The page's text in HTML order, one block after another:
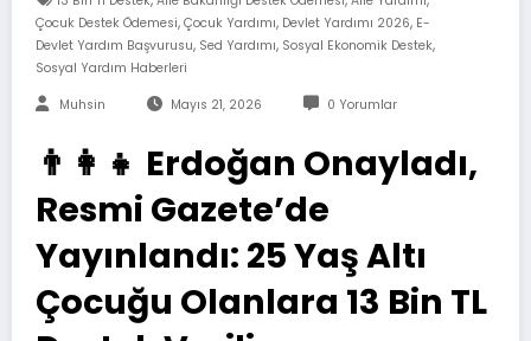
Çocuk Destek Ödemesi, Çocuk Yardımı, Devlet Yardımı 2026, E-
Devlet Yardım Başvurusu, Sed Yardımı, Sosyal Ekonomik Destek,
Sosyal Yardım Haberleri
Muhsin Mayıs 21, 2026 0 Yorumlar
👨‍👩‍👧 Erdoğan Onayladı,
Resmi Gazete’de
Yayınlandı: 25 Yaş Altı
Çocuğu Olanlara 13 Bin TL